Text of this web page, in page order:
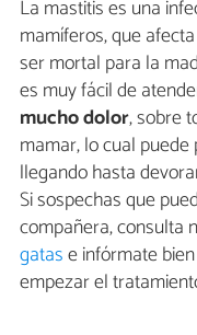
La mastitis es una
mamíferos, que
ser mortal para la
es muy fácil de
mucho dolor, sobre
mamar, lo cual
llegando hasta
Si sospechas que
compañera, consulta
gatase infórmate
empezar el